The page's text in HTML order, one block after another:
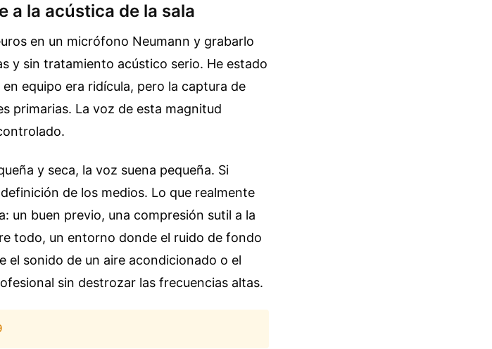
a la acústica de la sala
en un micrófono Neumann y grabarlo
y sin tratamiento acústico serio. He estado
equipo era ridícula, pero la captura de
primarias. La voz de esta magnitud
y seca, la voz suena pequeña. Si
de los medios. Lo que realmente
un buen previo, una compresión sutil a la
todo, un entorno donde el ruido de fondo
el sonido de un aire acondicionado o el
sin destrozar las frecuencias altas.